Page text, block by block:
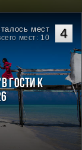
4
мест
мест: 10
гости к